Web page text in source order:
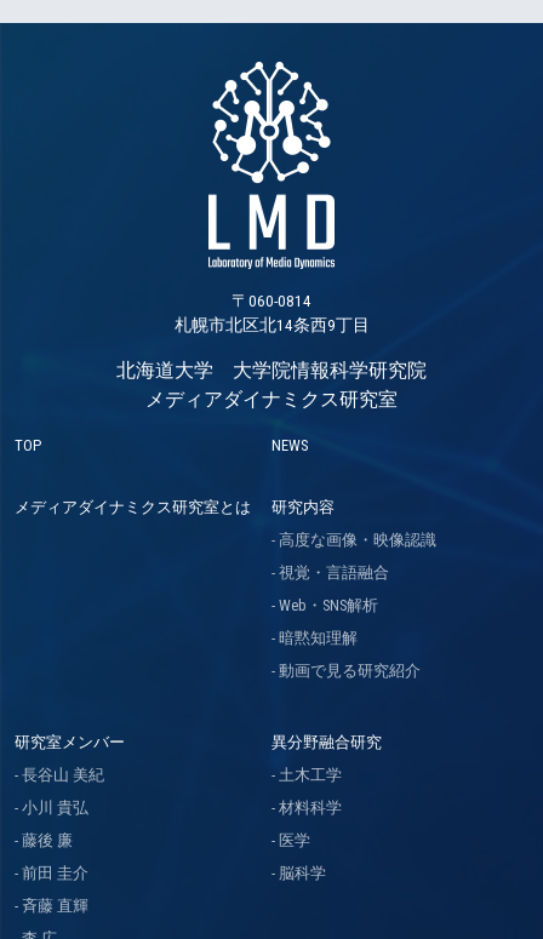
〒060-0814
札幌市北区北14条西9丁目
北海道大学 大学院情報科学研究院
メディアダイナミクス研究室
TOP NEWS
メディアダイナミクス研究室とは
研究内容
高度な画像・映像認識
視覚・言語融合
Web・SNS解析
暗黙知理解
動画で見る研究紹介
研究室メンバー
長谷山 美紀
小川 貴弘
藤後 廉
前田 圭介
斉藤 直輝
異分野融合研究
土木工学
材料科学
医学
脳科学